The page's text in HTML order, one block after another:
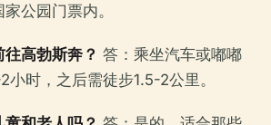
公园门票内。
高勃斯奔？ 答：乘坐汽车或嘟嘟
小时，之后需徒步1.5-2公里。